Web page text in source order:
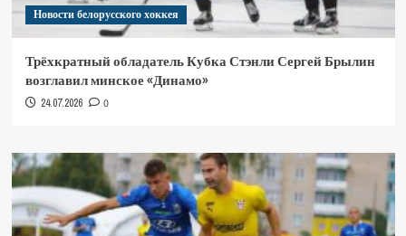
Новости белорусского хоккея
Трёхкратный обладатель Кубка Стэнли Сергей Брылин
возглавил минское «Динамо»
24.07.2026 0